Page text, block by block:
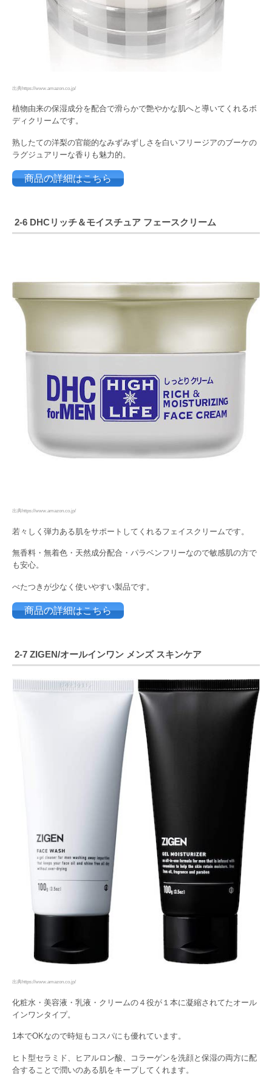
出典https://www.amazon.co.jp/
植物由来の保湿成分を配合で滑らかで艶やかな肌へと導いてくれるボ
ディクリームです。
熟したての洋梨の官能的なみずみずしさを白いフリージアのブーケの
ラグジュアリーな香りも魅力的。
商品の詳細はこちら
2-6 DHCリッチ＆モイスチュア フェースクリーム
出典https://www.amazon.co.jp/
若々しく弾力ある肌をサポートしてくれるフェイスクリームです。
無香料・無着色・天然成分配合・パラベンフリーなので敏感肌の方で
も安心。
べたつきが少なく使いやすい製品です。
商品の詳細はこちら
2-7 ZIGEN/オールインワン メンズ スキンケア
出典https://www.amazon.co.jp/
化粧水・美容液・乳液・クリームの４役が１本に凝縮されてたオール
インワンタイプ。
1本でOKなので時短もコスパにも優れています。
ヒト型セラミド、ヒアルロン酸、コラーゲンを洗顔と保湿の両方に配
合することで潤いのある肌をキープしてくれます。